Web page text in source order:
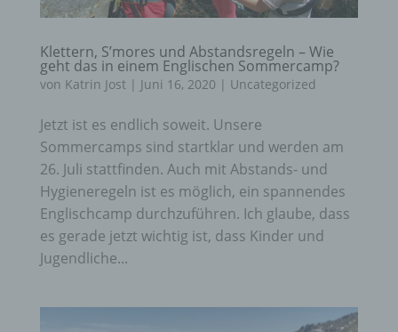
Klettern, S’mores und Abstandsregeln – Wie
geht das in einem Englischen Sommercamp?
von Katrin Jost| Juni 16, 2020 | Uncategorized
Jetzt ist es endlich soweit. Unsere
Sommercamps sind startklar und werden am
26. Juli stattfinden. Auch mit Abstands- und
Hygieneregeln ist es möglich, ein spannendes
Englischcamp durchzuführen. Ich glaube, dass
es gerade jetzt wichtig ist, dass Kinder und
Jugendliche...